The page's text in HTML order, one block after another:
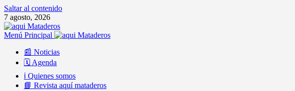
Saltar al contenido
7 agosto, 2026
Menú Principal
📰 Noticias
🗓️ Agenda
ℹ️ Quienes somos
📘 Revista aquí mataderos